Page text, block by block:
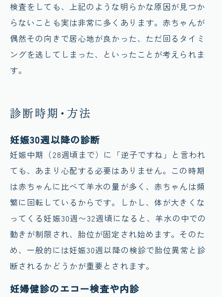
検査をしても、上記のような明らかな原因が見つか
らないことも実は非常に多くあります。赤ちゃんが
偶然その向きで居心地が良かった、ただ回るタイミ
ングを逃してしまった、といったことが考えられま
す。
診断時期・方法
妊娠30週以降の診断
妊娠中期（28週頃まで）に「逆子ですね」と言われ
ても、あまり心配する必要はありません。この時期
は赤ちゃんに比べて羊水の量が多く、赤ちゃんは頻
繁に回転しているからです。しかし、体が大きくな
ってくる妊娠30週〜32週頃になると、羊水の中での
動きが制限され、胎位が固定され始めます。そのた
め、一般的には妊娠30週以降の検診で胎位異常と診
断されるかどうかが重要とされます。
妊婦健診のエコー検査や内診